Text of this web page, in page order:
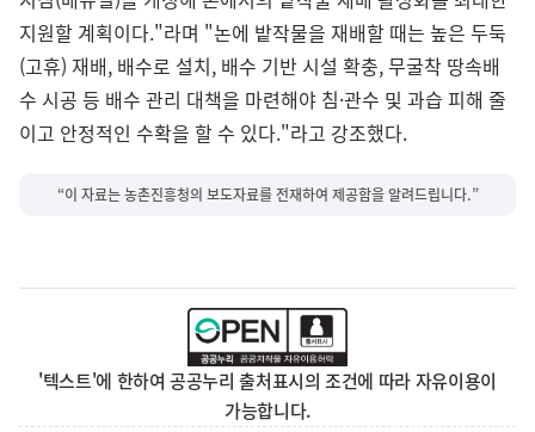
지원할 계획이다."라며 "논에 밭작물을 재배할 때는 높은 두둑
(고휴) 재배, 배수로 설치, 배수 기반 시설 확충, 무굴착 땅속배
수 시공 등 배수 관리 대책을 마련해야 침·관수 및 과습 피해 줄
이고 안정적인 수확을 할 수 있다."라고 강조했다.
“이 자료는 농촌진흥청의 보도자료를 전재하여 제공함을 알려드립니다.”
'텍스트'에 한하여 공공누리 출처표시의 조건에 따라 자유이용이
가능합니다.